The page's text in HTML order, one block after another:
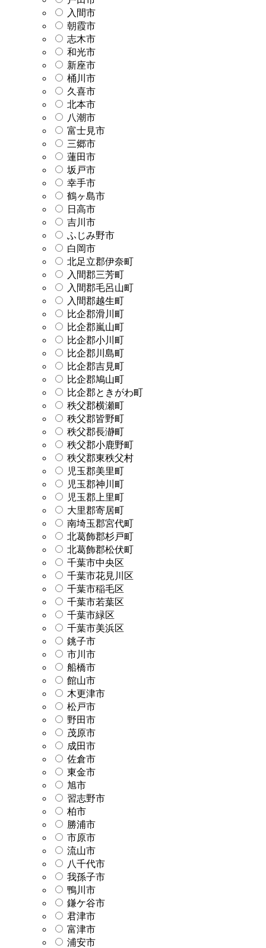
入間市
朝霞市
志木市
和光市
新座市
桶川市
久喜市
北本市
八潮市
富士見市
三郷市
蓮田市
坂戸市
幸手市
鶴ヶ島市
日高市
吉川市
ふじみ野市
白岡市
北足立郡伊奈町
入間郡三芳町
入間郡毛呂山町
入間郡越生町
比企郡滑川町
比企郡嵐山町
比企郡小川町
比企郡川島町
比企郡吉見町
比企郡鳩山町
比企郡ときがわ町
秩父郡横瀬町
秩父郡皆野町
秩父郡長瀞町
秩父郡小鹿野町
秩父郡東秩父村
児玉郡美里町
児玉郡神川町
児玉郡上里町
大里郡寄居町
南埼玉郡宮代町
北葛飾郡杉戸町
北葛飾郡松伏町
千葉市中央区
千葉市花見川区
千葉市稲毛区
千葉市若葉区
千葉市緑区
千葉市美浜区
銚子市
市川市
船橋市
館山市
木更津市
松戸市
野田市
茂原市
成田市
佐倉市
東金市
旭市
習志野市
柏市
勝浦市
市原市
流山市
八千代市
我孫子市
鴨川市
鎌ケ谷市
君津市
富津市
浦安市